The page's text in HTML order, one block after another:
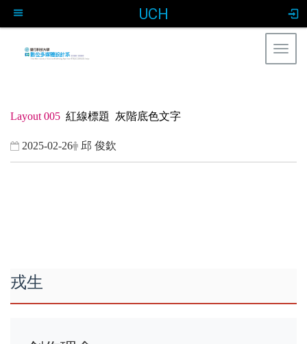
UCH
Layout 005 紅線標題 灰階底色文字
2025-02-26 邱 俊欽
戎生